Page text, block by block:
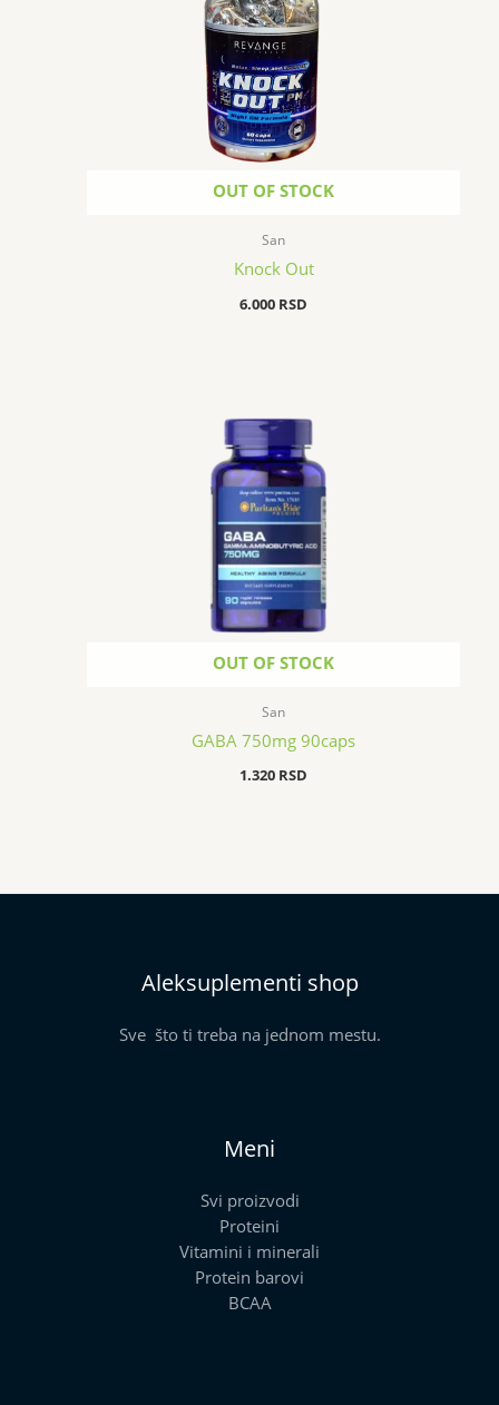
OUT OF STOCK
San
Knock Out
6.000 RSD
OUT OF STOCK
San
GABA 750mg 90caps
1.320 RSD
Aleksuplementi shop
Sve što ti treba na jednom mestu.
Meni
Svi proizvodi
Proteini
Vitamini i minerali
Protein barovi
BCAA